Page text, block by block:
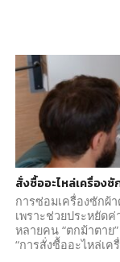
สั่งซื้ออะไหล่เครื่อง
การซ่อมเครื่องซักผ้
เพราะช่วยประหยัด
หลายคน “ตกม้าตา
“การสั่งซื้ออะไหล่เค